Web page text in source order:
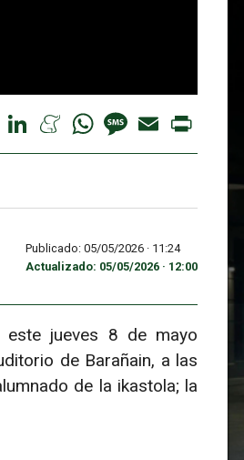
LinkedInMeneameWhatsAppMessage
Email
Publicado: 05/05/2026 · 11:24
Actualizado: 05/05/2026 · 12:00
jueves 8 de mayo
de Barañain, a las
de la ikastola; la